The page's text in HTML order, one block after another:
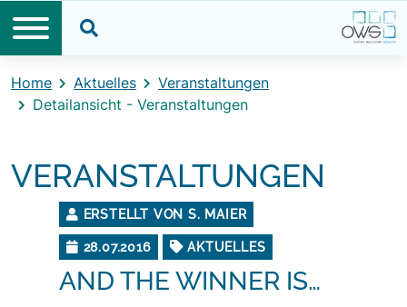
Home Aktuelles
Veranstaltungen
Detailansicht - Veranstaltungen
VERANSTALTUNGEN
ERSTELLT VON S. MAIER
28.07.2016 AKTUELLES
AND THE WINNER IS…